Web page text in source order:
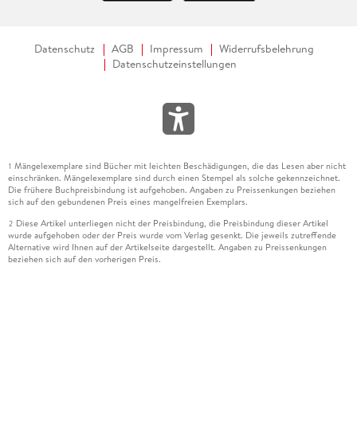
Datenschutz AGB Impressum
Widerrufsbelehrung
Datenschutzeinstellungen
1 Mängelexemplare sind Bücher mit leichten Beschädigungen, die das Lesen aber nicht
einschränken. Mängelexemplare sind durch einen Stempel als solche gekennzeichnet.
Die frühere Buchpreisbindung ist aufgehoben. Angaben zu Preissenkungen beziehen
sich auf den gebundenen Preis eines mangelfreien Exemplars.
2 Diese Artikel unterliegen nicht der Preisbindung, die Preisbindung dieser Artikel
wurde aufgehoben oder der Preis wurde vom Verlag gesenkt. Die jeweils zutreffende
Alternative wird Ihnen auf der Artikelseite dargestellt. Angaben zu Preissenkungen
beziehen sich auf den vorherigen Preis.